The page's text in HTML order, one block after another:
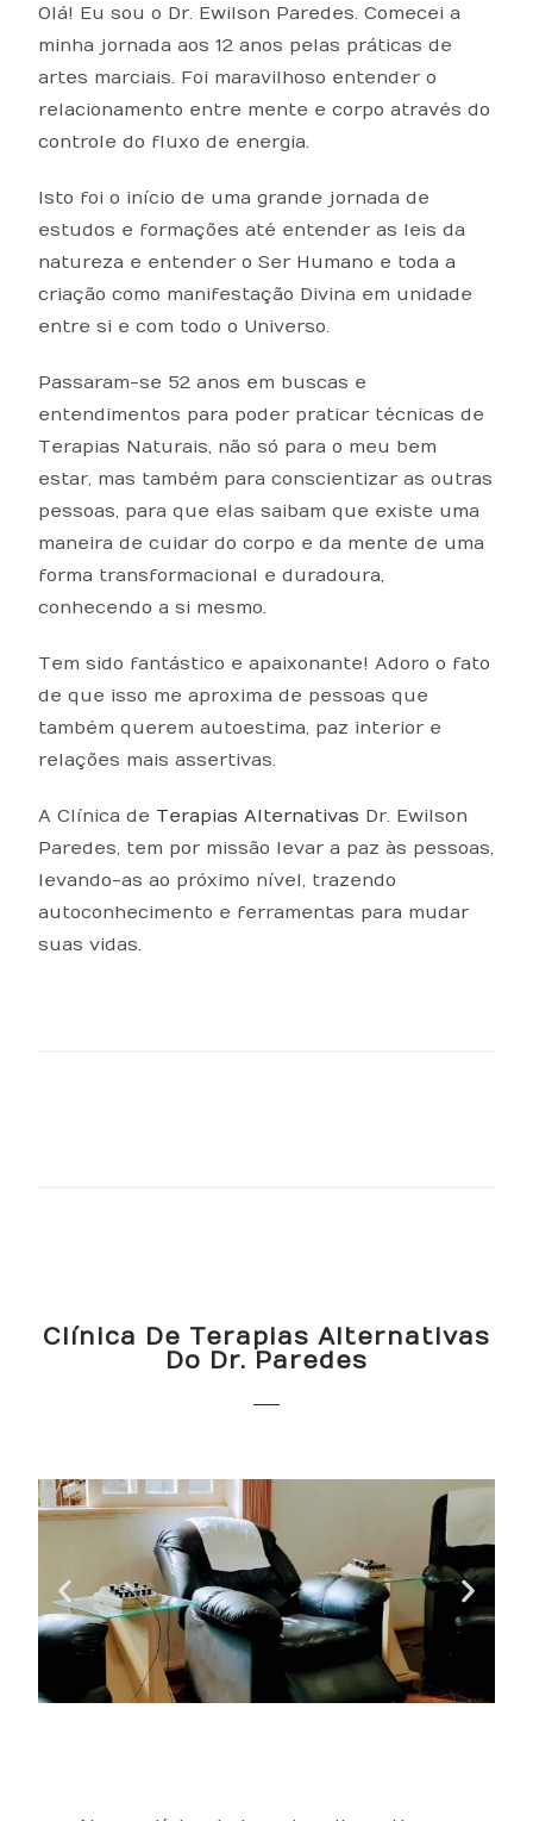
Olá! Eu sou o Dr. Ewilson Paredes. Comecei a
minha jornada aos 12 anos pelas práticas de
artes marciais. Foi maravilhoso entender o
relacionamento entre mente e corpo através do
controle do fluxo de energia.
Isto foi o início de uma grande jornada de
estudos e formações até entender as leis da
natureza e entender o Ser Humano e toda a
criação como manifestação Divina em unidade
entre si e com todo o Universo.
Passaram-se 52 anos em buscas e
entendimentos para poder praticar técnicas de
Terapias Naturais, não só para o meu bem
estar, mas também para conscientizar as outras
pessoas, para que elas saibam que existe uma
maneira de cuidar do corpo e da mente de uma
forma transformacional e duradoura,
conhecendo a si mesmo.
Tem sido fantástico e apaixonante! Adoro o fato
de que isso me aproxima de pessoas que
também querem autoestima, paz interior e
relações mais assertivas.
A Clínica de Terapias Alternativas Dr. Ewilson
Paredes, tem por missão levar a paz às pessoas,
levando-as ao próximo nível, trazendo
autoconhecimento e ferramentas para mudar
suas vidas.
Clínica De Terapias Alternativas
Do Dr. Paredes